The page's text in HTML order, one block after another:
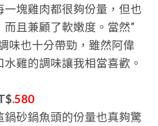
塊雞肉都很夠份量，但也
且兼顧了軟嫩度。當然”
味也十分帶勁，雖然阿偉
雞的調味讓我相當喜歡。
580
砂鍋魚頭的份量也真夠驚